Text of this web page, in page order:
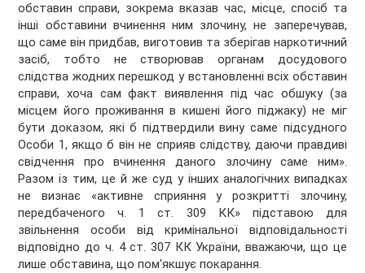
обставин справи, зокрема вказав час, місце, спосіб та
інші обставини вчинення ним злочину, не заперечував,
що саме він придбав, виготовив та зберігав наркотичний
засіб, тобто не створював органам досудового
слідства жодних перешкод у встановленні всіх обставин
справи, хоча сам факт виявлення під час обшуку (за
місцем його проживання в кишені його піджаку) не міг
бути доказом, які б підтвердили вину саме підсудного
Особи 1, якщо б він не сприяв слідству, даючи правдиві
свідчення про вчинення даного злочину саме ним».
Разом із тим, це й же суд у інших аналогічних випадках
не визнає «активне сприяння у розкритті злочину,
передбаченого ч. 1 ст. 309 КК» підставою для
звільнення особи від кримінальної відповідальності
відповідно до ч. 4 ст. 307 КК України, вважаючи, що це
лише обставина, що пом'якшує покарання.